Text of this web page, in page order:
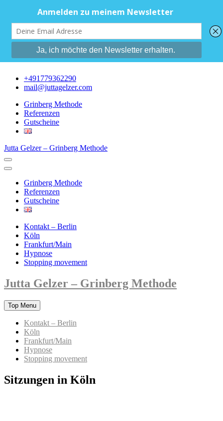
+491779362290
mail@juttagelzer.com
Grinberg Methode
Referenzen
Gutscheine
Jutta Gelzer – Grinberg Methode
Grinberg Methode
Referenzen
Gutscheine
Kontakt – Berlin
Köln
Frankfurt/Main
Hypnose
Stopping movement
Jutta Gelzer – Grinberg Methode
Top Menu Skip
to
content
Kontakt – Berlin
Köln
Frankfurt/Main
Hypnose
Stopping movement
Sitzungen in Köln